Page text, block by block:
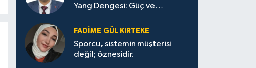
Yang Dengesi: Güç ve
FADIME GÜL KIRTEKE
Sporcu, sistemin müşterisi
değil; öznesidir.